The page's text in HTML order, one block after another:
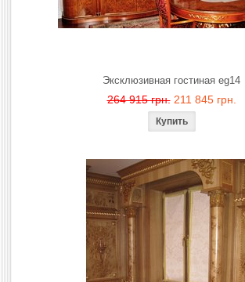
Эксклюзивная гостиная eg14
264 915 грн. 211 845 грн.